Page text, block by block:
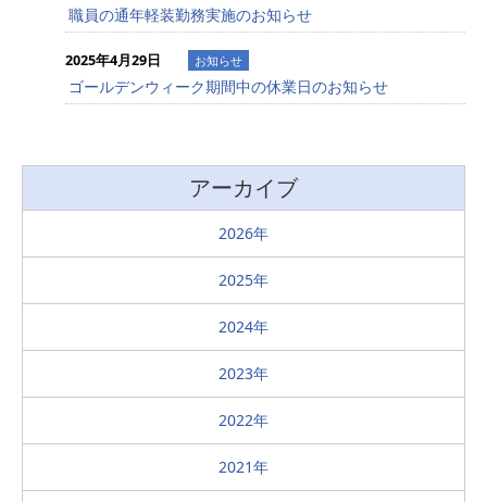
職員の通年軽装勤務実施のお知らせ
2025年4月29日 お知らせ
ゴールデンウィーク期間中の休業日のお知らせ
アーカイブ
2026
2025
2024
2023
2022
2021